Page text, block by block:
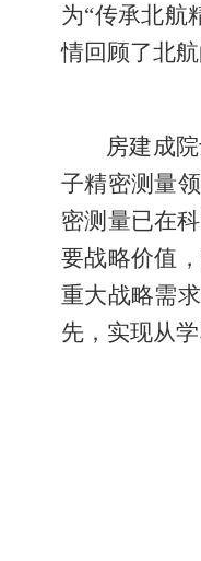
为“传承北航
情回顾了北
房建成
子精密测量
密测量已在
要战略价值
重大战略需
先，实现从